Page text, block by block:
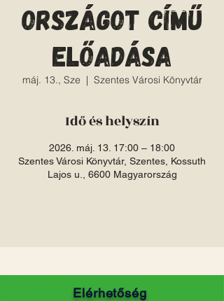
országot című
előadása
máj. 13., Sze
  |
Szentes Városi Könyvtár
Idő és helyszín
2026. máj. 13. 17:00 – 18:00
Szentes Városi Könyvtár, Szentes, Kossuth
Lajos u., 6600 Magyarország
Elérhetőség